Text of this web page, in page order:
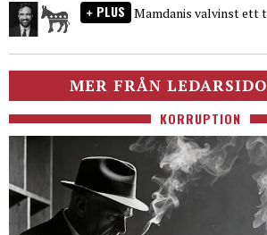
PLUS Mamdanis valvinst ett
MER FRÅN
KORRUPTION